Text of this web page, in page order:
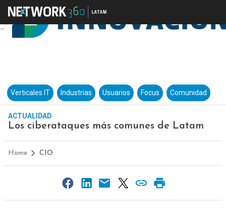
Verticales IT Industrias Usuarios Focus Comunidad
ACTUALIDAD
Los ciberataques más comunes de Latam
Home CIO